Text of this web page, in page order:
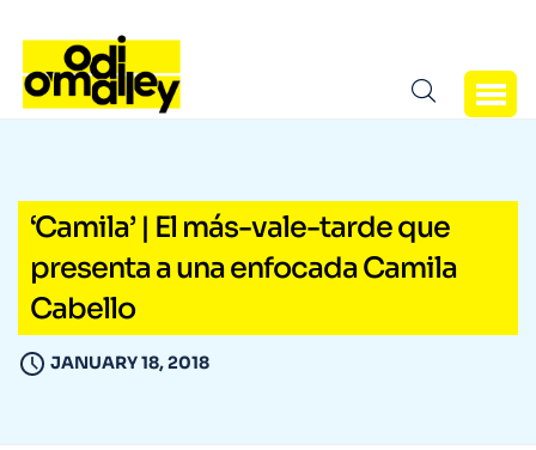
‘Camila’ | El más-vale-tarde que
presenta a una enfocada Camila
Cabello
JANUARY 18, 2018